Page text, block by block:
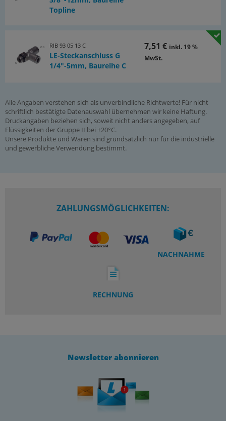
Topline
RIB 93 05 13 C
LE-Steckanschluss G
1/4"-5mm, Baureihe C
7,51 € inkl. 19 %
MwSt.
Alle Angaben verstehen sich als unverbindliche Richtwerte! Für nicht
schriftlich bestätigte Datenauswahl übernehmen wir keine Haftung.
Druckangaben beziehen sich, soweit nicht anders angegeben, auf
Flüssigkeiten der Gruppe II bei +20°C.
Unsere Produkte und Waren sind grundsätzlich nur für die industrielle
und gewerbliche Verwendung bestimmt.
ZAHLUNGSMÖGLICHKEITEN:
NACHNAHME
RECHNUNG
Newsletter abonnieren